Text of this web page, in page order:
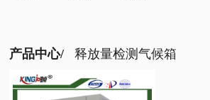
产品中心/ 释放量检测气候箱